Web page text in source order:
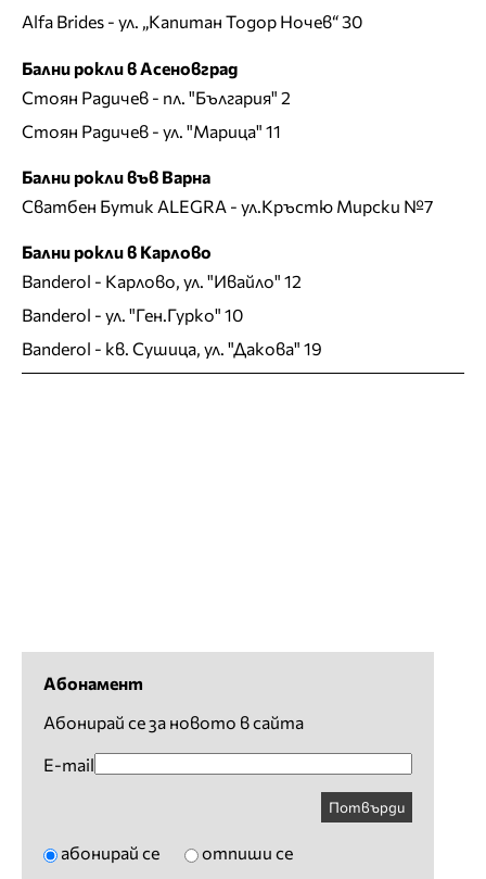
Alfa Brides - ул. „Капитан Тодор Ночев“ 30
Бални рокли в Асеновград
Стоян Радичев - пл. "България" 2
Стоян Радичев - ул. "Марица" 11
Бални рокли във Варна
Сватбен Бутик ALEGRA - ул.Кръстю Мирски №7
Бални рокли в Карлово
Banderol - Карлово, ул. "Ивайло" 12
Banderol - ул. "Ген.Гурко" 10
Banderol - кв. Сушица, ул. "Дакова" 19
Абонамент
Абонирай се за новото в сайта
E-mail
Потвърди
абонирай се отпиши се